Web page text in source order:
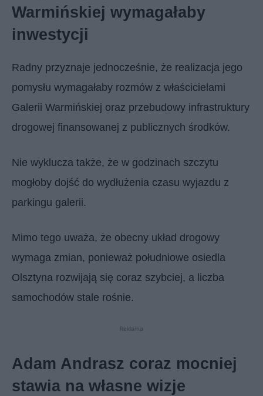
Warmińskiej wymagałaby
inwestycji
Radny przyznaje jednocześnie, że realizacja jego
pomysłu wymagałaby rozmów z właścicielami
Galerii Warmińskiej oraz przebudowy infrastruktury
drogowej finansowanej z publicznych środków.
Nie wyklucza także, że w godzinach szczytu
mogłoby dojść do wydłużenia czasu wyjazdu z
parkingu galerii.
Mimo tego uważa, że obecny układ drogowy
wymaga zmian, ponieważ południowe osiedla
Olsztyna rozwijają się coraz szybciej, a liczba
samochodów stale rośnie.
Reklama
Adam Andrasz coraz mocniej
stawia na własne wizje